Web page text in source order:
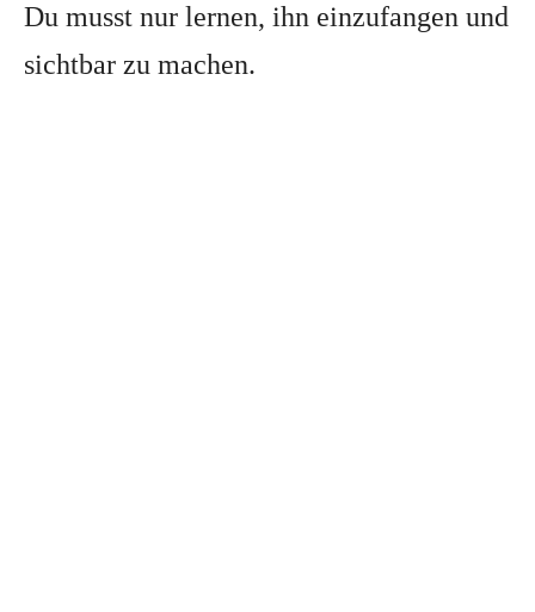
Du musst nur lernen, ihn einzufangen und
sichtbar zu machen.